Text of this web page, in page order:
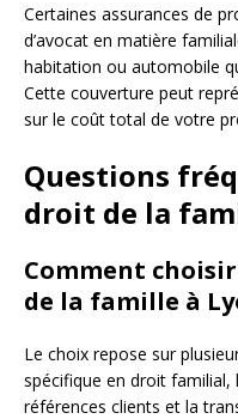
Certaines assurances de
d’avocat en matière
habitation ou automobile
Cette couverture peut
sur le coût total de votre
Questions
droit de la
Comment
de la famille à
Le choix repose sur
spécifique en droit familial,
références clients et la